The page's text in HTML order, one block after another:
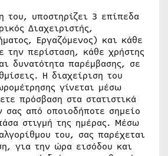
του, υποστηρίζει 3 επίπεδα
Διαχειριστής,
Εργαζόμενος) και κάθε
την περίσταση, κάθε χρήστης
δυνατότητα παρέμβασης, σε
H διαχείριση του
γίνεται μέσω
πρόσβαση στα στατιστικά
σας από οποιοδήποτε σημείο
στιγμή της ημέρας. Μέσω
του, σας παρέχεται
για την ώρα εισόδου και